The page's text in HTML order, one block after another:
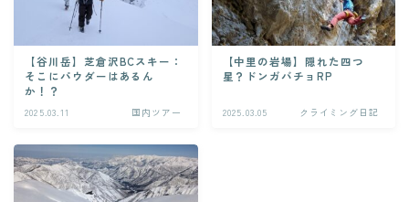
【谷川岳】芝倉沢BCスキー：
そこにパウダーはあるん
か！？
2025.03.11 国内ツアー
【中里の岩場】隠れた四つ
星？ドンガバチョRP
2025.03.05 クライミング日記